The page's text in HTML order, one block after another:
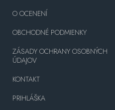
O OCENENÍ
OBCHODNÉ PODMIENKY
ZÁSADY OCHRANY OSOBNÝCH
ÚDAJOV
KONTAKT
PRIHLÁŠKA